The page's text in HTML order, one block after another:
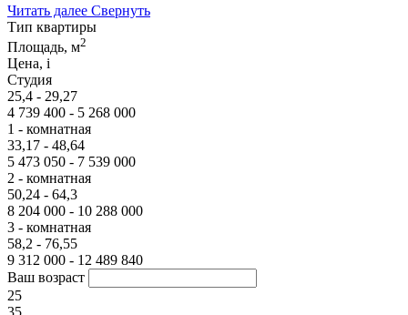
Читать далее Свернуть
Тип квартиры
Площадь, м2
Цена, i
Студия
25,4 - 29,27
4 739 400 - 5 268 000
1 - комнатная
33,17 - 48,64
5 473 050 - 7 539 000
2 - комнатная
50,24 - 64,3
8 204 000 - 10 288 000
3 - комнатная
58,2 - 76,55
9 312 000 - 12 489 840
Ваш возраст
25